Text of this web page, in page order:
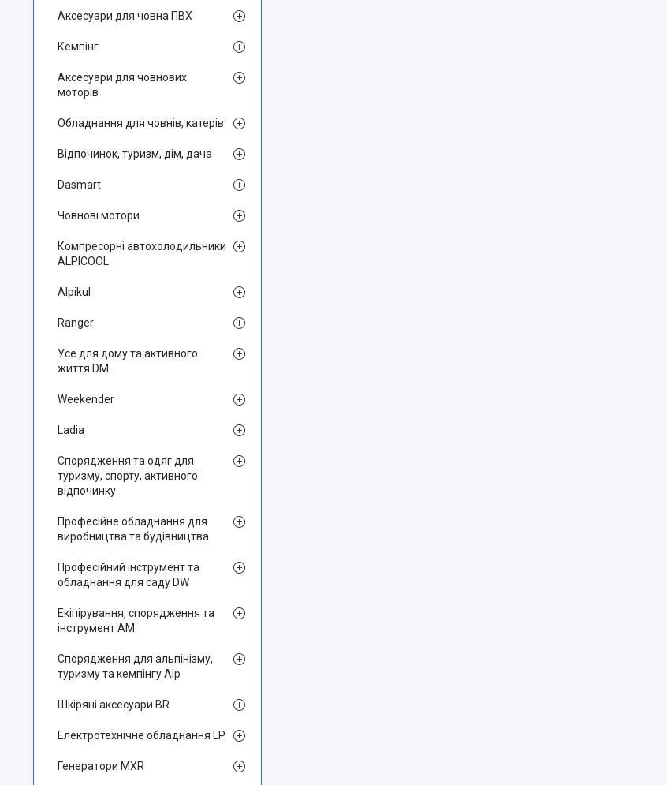
Аксесуари для човна ПВХ
Кемпінг
Аксесуари для човнових
моторів
Обладнання для човнів, катерів
Відпочинок, туризм, дім, дача
Dasmart
Човнові мотори
Компресорні автохолодильники
ALPICOOL
Alpikul
Ranger
Усе для дому та активного
життя DM
Weekender
Ladia
Спорядження та одяг для
туризму, спорту, активного
відпочинку
Професійне обладнання для
виробництва та будівництва
Професійний інструмент та
обладнання для саду DW
Екіпірування, спорядження та
інструмент AM
Спорядження для альпінізму,
туризму та кемпінгу Alp
Шкіряні аксесуари BR
Електротехнічне обладнання LP
Генератори MXR